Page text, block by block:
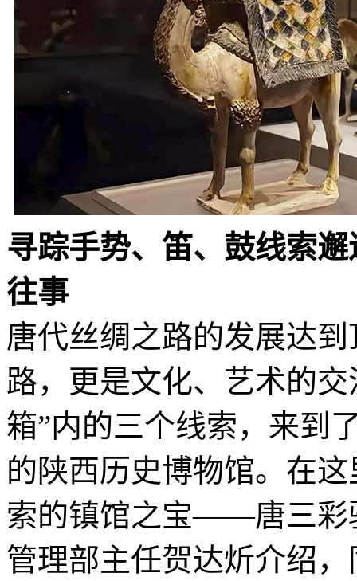
寻踪手势、笛、鼓线索
往事
唐代丝绸之路的发展达
路，更是文化、艺术的
箱”内的三个线索，来到
的陕西历史博物馆。在
索的镇馆之宝——唐三彩
管理部主任贺达炘介绍